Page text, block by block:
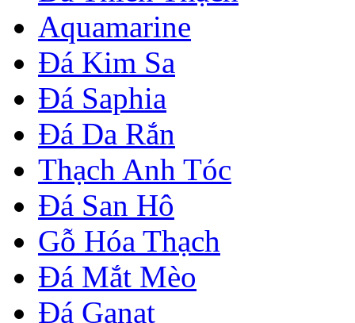
Aquamarine
Đá Kim Sa
Đá Saphia
Đá Da Rắn
Thạch Anh Tóc
Đá San Hô
Gỗ Hóa Thạch
Đá Mắt Mèo
Đá Ganat